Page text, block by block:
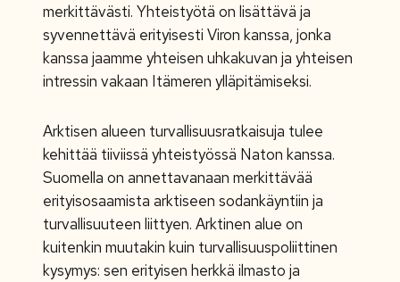
merkittävästi. Yhteistyötä on lisättävä ja
syvennettävä erityisesti Viron kanssa, jonka
kanssa jaamme yhteisen uhkakuvan ja yhteisen
intressin vakaan Itämeren ylläpitämiseksi.
Arktisen alueen turvallisuusratkaisuja tulee
kehittää tiiviissä yhteistyössä Naton kanssa.
Suomella on annettavanaan merkittävää
erityisosaamista arktiseen sodankäyntiin ja
turvallisuuteen liittyen. Arktinen alue on
kuitenkin muutakin kuin turvallisuuspoliittinen
kysymys: sen erityisen herkkä ilmasto ja